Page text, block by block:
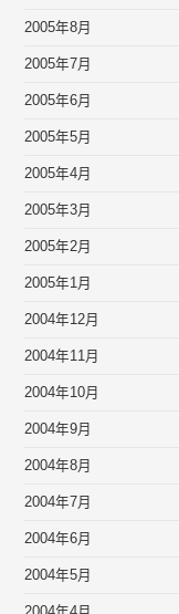
2005年8月
2005年7月
2005年6月
2005年5月
2005年4月
2005年3月
2005年2月
2005年1月
2004年12月
2004年11月
2004年10月
2004年9月
2004年8月
2004年7月
2004年6月
2004年5月